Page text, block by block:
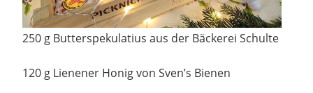
250 g Butterspekulatius aus der Bäckerei Schulte
120 g Lienener Honig von Sven’s Bienen